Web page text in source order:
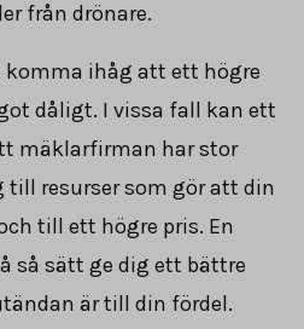
från drönare.
ihåg att ett högre
dåligt. I vissa fall kan ett
mäklarfirman har stor
resurser som gör att din
till ett högre pris. En
så sätt ge dig ett bättre
är till din fördel.